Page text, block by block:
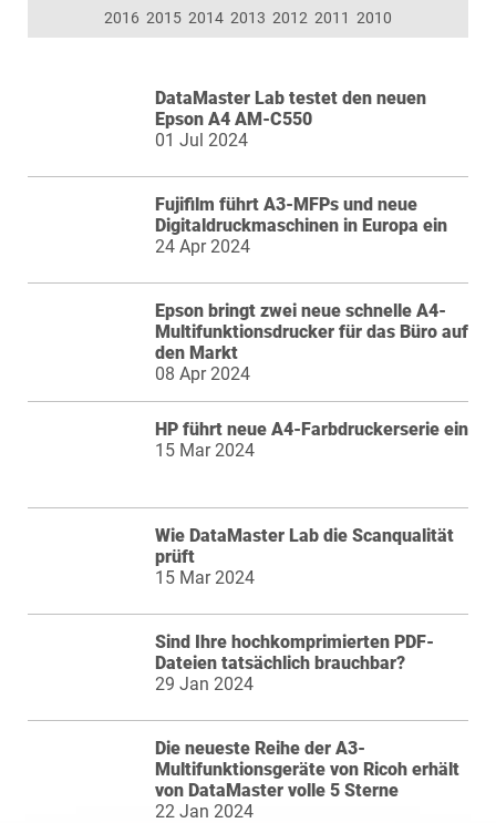
2016 2015 2014 2013 2012 2011 2010
DataMaster Lab testet den neuen
Epson A4 AM-C550
01 Jul 2024
Fujifilm führt A3-MFPs und neue
Digitaldruckmaschinen in Europa ein
24 Apr 2024
Epson bringt zwei neue schnelle A4-
Multifunktionsdrucker für das Büro auf
den Markt
08 Apr 2024
HP führt neue A4-Farbdruckerserie ein
15 Mar 2024
Wie DataMaster Lab die Scanqualität
prüft
15 Mar 2024
Sind Ihre hochkomprimierten PDF-
Dateien tatsächlich brauchbar?
29 Jan 2024
Die neueste Reihe der A3-
Multifunktionsgeräte von Ricoh erhält
von DataMaster volle 5 Sterne
22 Jan 2024